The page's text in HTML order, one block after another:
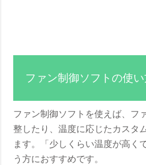
ファン制御ソフトの使
ファン制御ソフトを使えば、フ
整したり、温度に応じたカスタ
ます。「少しくらい温度が高く
う方におすすめです。